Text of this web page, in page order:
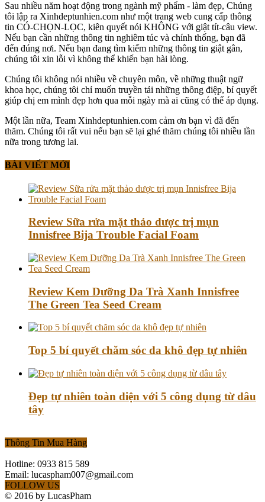
Sau nhiều năm hoạt động trong ngành mỹ phẩm - làm đẹp, Chúng
tôi lập ra Xinhdeptunhien.com như một trang web cung cấp thông
tin CÓ-CHỌN-LỌC, kiên quyết nói KHÔNG với giật tít-câu view.
Nếu bạn cần những thông tin nghiêm túc và chính thống, bạn đã
đến đúng nơi. Nếu bạn đang tìm kiếm những thông tin giật gân,
chúng tôi xin lỗi vì không thể khiến bạn hài lòng.
Chúng tôi không nói nhiều về chuyên môn, về những thuật ngữ
khoa học, chúng tôi chỉ muốn truyền tải những thông điệp, bí quyết
giúp chị em mình đẹp hơn qua mỗi ngày mà ai cũng có thể áp dụng.
Một lần nữa, Team Xinhdeptunhien.com cảm ơn bạn vì đã đến
thăm. Chúng tôi rất vui nếu bạn sẽ lại ghé thăm chúng tôi nhiều lần
nữa trong tương lai.
BÀI VIẾT MỚI
Review Sữa rửa mặt thảo dược trị mụn
Innisfree Bija Trouble Facial Foam
Review Kem Dưỡng Da Trà Xanh Innisfree
The Green Tea Seed Cream
Top 5 bí quyết chăm sóc da khô đẹp tự nhiên
Đẹp tự nhiên toàn diện với 5 công dụng từ dâu
tây
Thông Tin Mua Hàng
Hotline: 0933 815 589
Email: lucaspham007@gmail.com
FOLLOW US
© 2016 by LucasPham